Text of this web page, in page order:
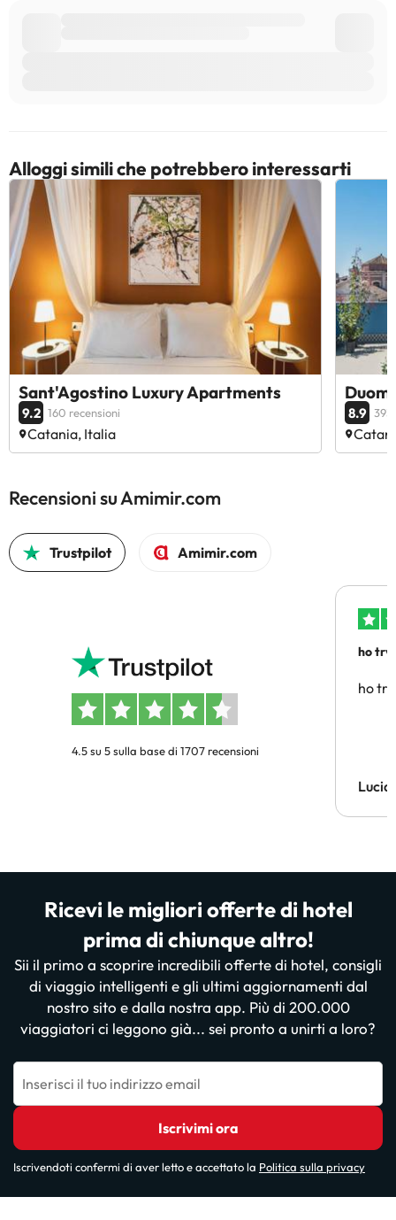
Alloggi simili che potrebbero interessarti
Sant'Agostino Luxury Apartments
9.2 160 recensioni
Catania, Italia
8.9 393
Recensioni su Amimir.com
Trustpilot Amimir.com
4.5 su 5 sulla base di 1707 recensioni
ho
ho
Lucia
Ricevi le migliori offerte di hotel
prima di chiunque altro!
Sii il primo a scoprire incredibili offerte di hotel, consigli
di viaggio intelligenti e gli ultimi aggiornamenti dal
nostro sito e dalla nostra app. Più di 200.000
viaggiatori ci leggono già... sei pronto a unirti a loro?
Inserisci il tuo indirizzo email
Iscrivimi ora
Iscrivendoti confermi di aver letto e accettato la Politica sulla privacy